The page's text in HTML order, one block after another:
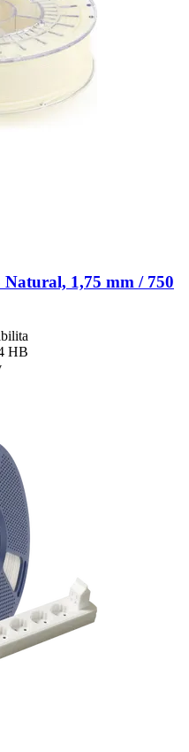
1,75 mm / 750
HB